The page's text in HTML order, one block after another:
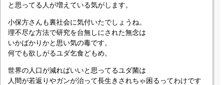
と思ってる人が増えている気がします。
小保方さんも裏社会に気付いたでしょうね。
理不尽な方法で研究を台無しにされた無念は
いかばかりかと思い気の毒です。
何でも欲しがるユダ乞食どもめ。
世界の人口が減ればいいと思ってるユダ菌は
人間が若返りやガンが治って長生きされちゃ困るってわけです